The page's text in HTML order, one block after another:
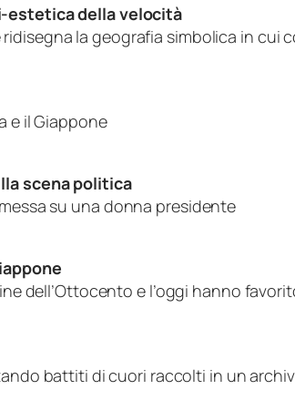
estetica della velocità
la geografia simbolica in cui
e il Giappone
scena politica
su una donna presidente
dell’Ottocento e l’oggi hanno
battiti di cuori raccolti in un